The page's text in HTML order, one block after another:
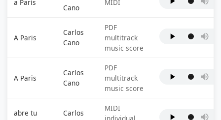
a París
Cano
MIDI
A Paris
Carlos
Cano
PDF
multitrack
music score
A Paris
Carlos
Cano
PDF
multitrack
music score
abre tu
Carlos
MIDI